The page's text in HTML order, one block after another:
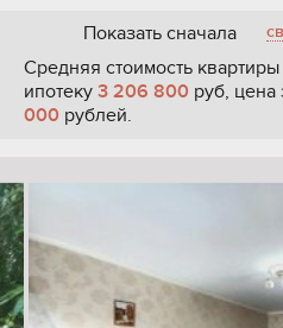
Показать сначала
Средняя стоимость
ипотеку 3 206 800 руб, цена
000 рублей.